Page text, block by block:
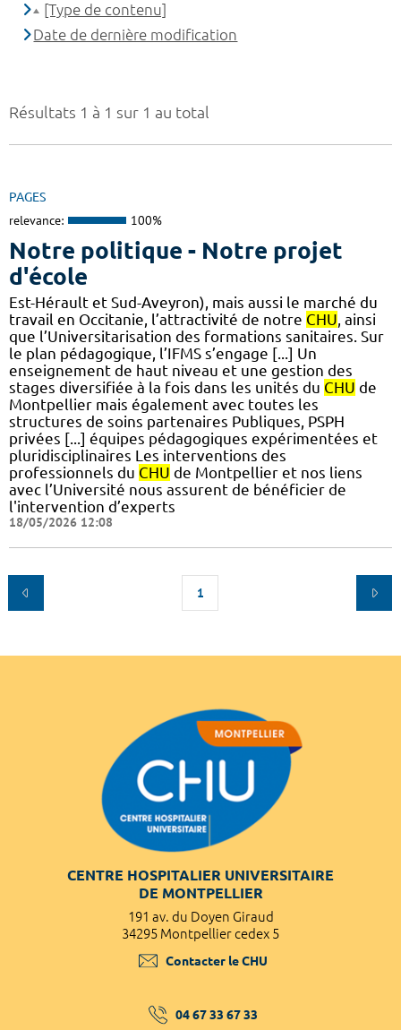
Résultats 1 à 1 sur 1 au total
PAGES
relevance: 100%
Notre politique - Notre projet
d'école
Est-Hérault et Sud-Aveyron), mais aussi le marché du
travail en Occitanie, l’attractivité de notre CHU , ainsi
que l’Universitarisation des formations sanitaires. Sur
le plan pédagogique, l’IFMS s’engage [...] Un
enseignement de haut niveau et une gestion des
stages diversifiée à la fois dans les unités du CHU de
Montpellier mais également avec toutes les
structures de soins partenaires Publiques, PSPH
privées [...] équipes pédagogiques expérimentées et
pluridisciplinaires Les interventions des
professionnels du CHU de Montpellier et nos liens
avec l’Université nous assurent de bénéficier de
l'intervention d’experts
18/05/2026 12:08
1
[Type de contenu]
Date de dernière modification
CENTRE HOSPITALIER UNIVERSITAIRE
DE MONTPELLIER
191 av. du Doyen Giraud
34295 Montpellier cedex 5
Contacter le CHU
04 67 33 67 33